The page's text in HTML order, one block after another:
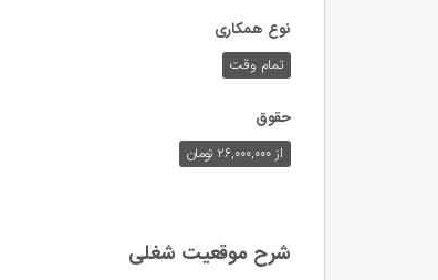
نوع همکاری
تمام وقت
حقوق
از ۲۶,۰۰۰,۰۰۰ تومان
شرح موقعیت شغلی